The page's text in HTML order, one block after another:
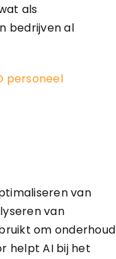
als
bedrijven al
personeel
van
van
om onderhoud
helpt AI bij het